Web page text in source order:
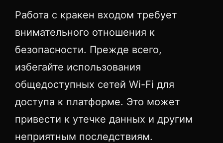
Работа с кракен входом требует
внимательного отношения к
безопасности. Прежде всего,
избегайте использования
общедоступных сетей Wi-Fi для
доступа к платформе. Это может
привести к утечке данных и другим
неприятным последствиям.